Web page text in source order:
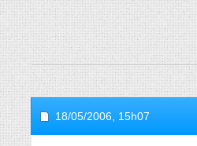
18/05/2006, 15h07